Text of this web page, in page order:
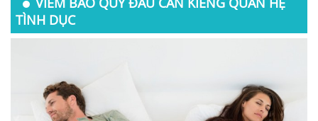
TÌNH DỤC